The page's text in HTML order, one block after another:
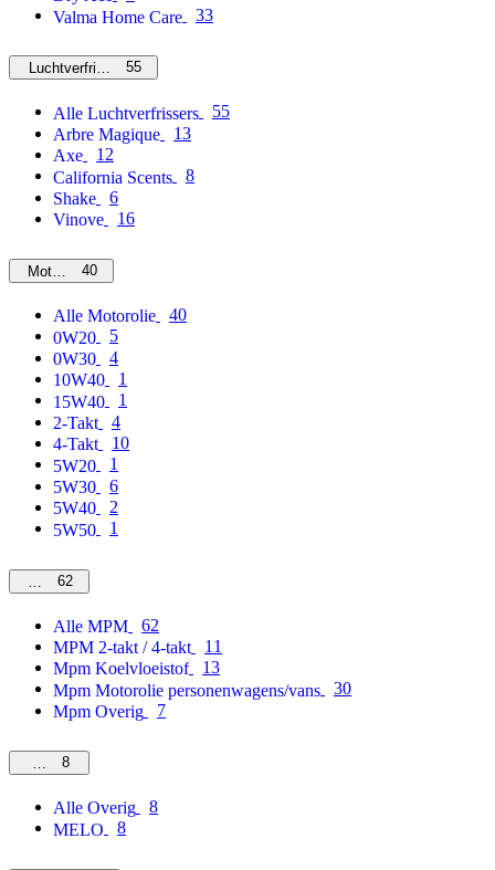
Valma Home Care
33
Luchtverfrissers55
Alle Luchtverfrissers
55
Arbre Magique
13
Axe
12
California Scents
8
Shake
6
Vinove
16
Motorolie40
Alle Motorolie
40
0W20
5
0W30
4
10W40
1
15W40
1
2-Takt
4
4-Takt
10
5W20
1
5W30
6
5W40
2
5W50
1
MPM62
Alle MPM
62
MPM 2-takt / 4-takt
11
Mpm Koelvloeistof
13
Mpm Motorolie personenwagens/vans
30
Mpm Overig
7
Overig
8
Alle Overig
8
MELO
8